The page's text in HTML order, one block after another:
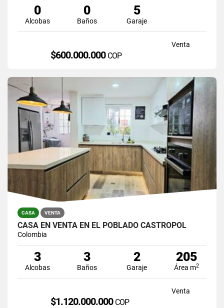
0
Alcobas
0
Baños
5
Garaje
Venta
$600.000.000 COP
CASA VENTA
CASA EN VENTA EN EL POBLADO CASTROPOL
Colombia
3
Alcobas
3
Baños
2
Garaje
205
Área m2
Venta
$1.120.000.000 COP